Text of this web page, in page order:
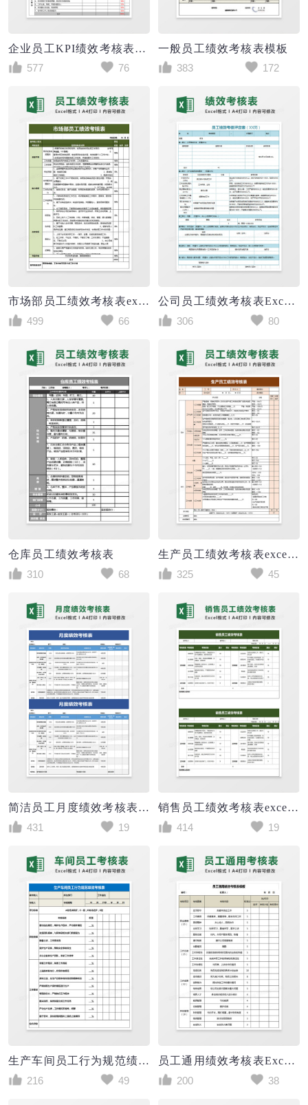
企业员工KPI绩效考核表（KPI考核用）excel模板
577
76
一般员工绩效考核表模板
383
172
市场部员工绩效考核表excel模板
499
66
公司员工绩效考核表Excel模板
306
80
仓库员工绩效考核表
310
68
生产员工绩效考核表excel模板
325
45
简洁员工月度绩效考核表excel模板
431
19
销售员工绩效考核表excel模板
414
19
生产车间员工行为规范绩效考核表Excel表格
216
49
员工通用绩效考核表Excel表格
200
38